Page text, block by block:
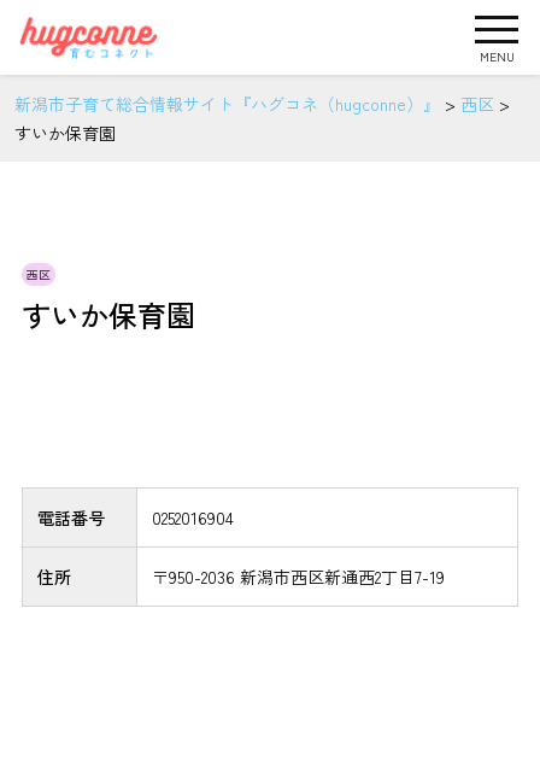
MENU
新潟市子育て総合情報サイト『ハグコネ（hugconne）』 > 西区 >
すいか保育園
西区
すいか保育園
電話番号 0252016904
住所 〒950-2036 新潟市西区新通西2丁目7-19